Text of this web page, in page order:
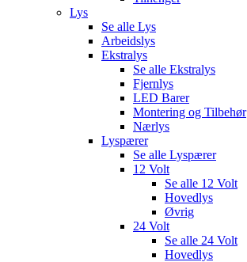
Lys
Se alle Lys
Arbeidslys
Ekstralys
Se alle Ekstralys
Fjernlys
LED Barer
Montering og Tilbehør
Nærlys
Lyspærer
Se alle Lyspærer
12 Volt
Se alle 12 Volt
Hovedlys
Øvrig
24 Volt
Se alle 24 Volt
Hovedlys